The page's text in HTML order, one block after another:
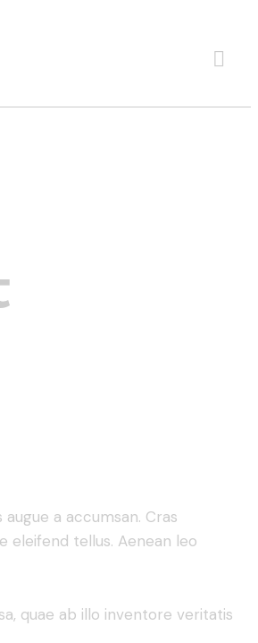
a accumsan. Cras
eleifend tellus. Aenean leo
quae ab illo inventore veritatis